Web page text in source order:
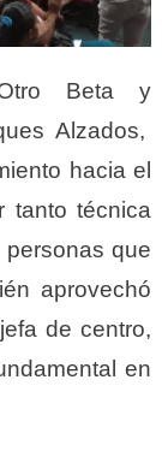
Beta y
Alzados,
hacia el
tanto técnica
que
aprovechó
de centro,
en